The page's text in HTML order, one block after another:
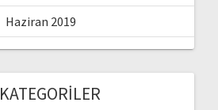
Haziran 2019
KATEGORILER